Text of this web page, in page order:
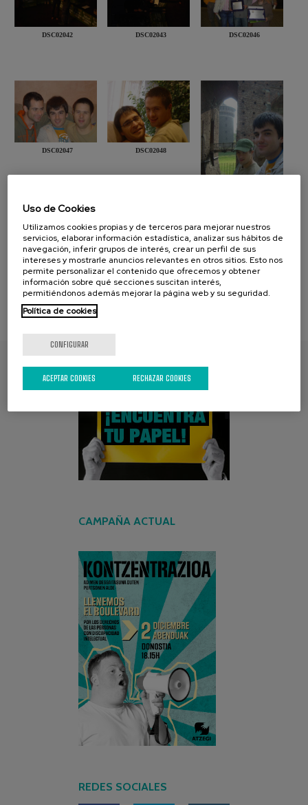
DSC02042 DSC02043 DSC02046
DSC02047 DSC02048
página [3] : de [5] : [ 1-2-3-4-5]
PresentaciónDiapositiva
ENCUENTRA TU PAPEL
CAMPAÑA ACTUAL
REDES SOCIALES
Uso de Cookies
Utilizamos cookies propias y de terceros para mejorar nuestros
servicios, elaborar información estadística, analizar sus hábitos de
navegación, inferir grupos de interés, crear un perfil de sus
intereses y mostrarle anuncios relevantes en otros sitios. Esto nos
permite personalizar el contenido que ofrecemos y obtener
información sobre qué secciones suscitan interés,
permitiéndonos además mejorar la página web y su seguridad.
Política de cookies
CONFIGURAR
RECHAZAR COOKIES
ACEPTAR COOKIES